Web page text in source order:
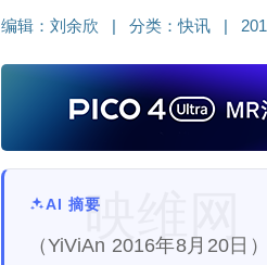
编辑： 刘余欣 分类：快讯
AI 摘要
（YiViAn 2016年8月20日
映维网